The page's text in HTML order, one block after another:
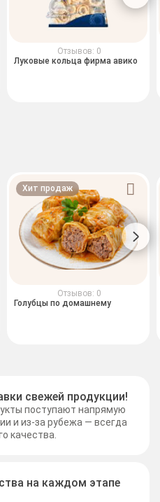
Отзывов: 0
Луковые кольца фирма авико
Хит продаж
Отзывов: 0
Голубцы по домашнему
свежей продукции!
поступают напрямую
и из-за рубежа — всегда
качества.
на каждом этапе